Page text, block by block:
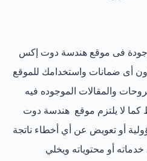
فى موقع هندسة دوت إكس
أى ضمانات واستخدامك للموقع
والمقالات الموجوده فيه
لا يلتزم موقع هندسة دوت
أو تعويض عن أي أخطاء ناتجة
أو محتوياته ويخلي